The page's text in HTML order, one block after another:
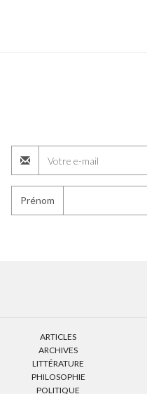
Prénom
ARTICLES
ARCHIVES
LITTÉRATURE
PHILOSOPHIE
POLITIQUE